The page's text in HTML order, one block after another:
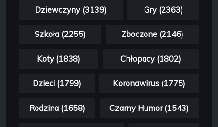
Dziewczyny (3139) Gry (2363)
Szkoła (2255) Zboczone (2146)
Koty (1838) Chłopacy (1802)
Dzieci (1799) Koronawirus (1775)
Rodzina (1658) Czarny Humor (1543)